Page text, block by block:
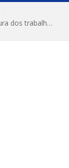
Câmara Municipal de Alenquer realiza abertura dos trabalhos do 4º Período Legislativo